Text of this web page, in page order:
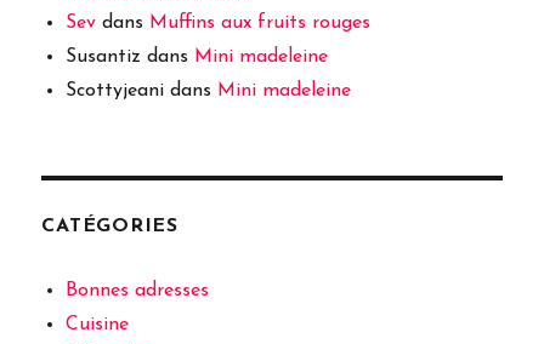
Sev dans Muffins aux fruits rouges
Susantiz dans Mini madeleine
Scottyjeani dans Mini madeleine
CATÉGORIES
Bonnes adresses
Cuisine